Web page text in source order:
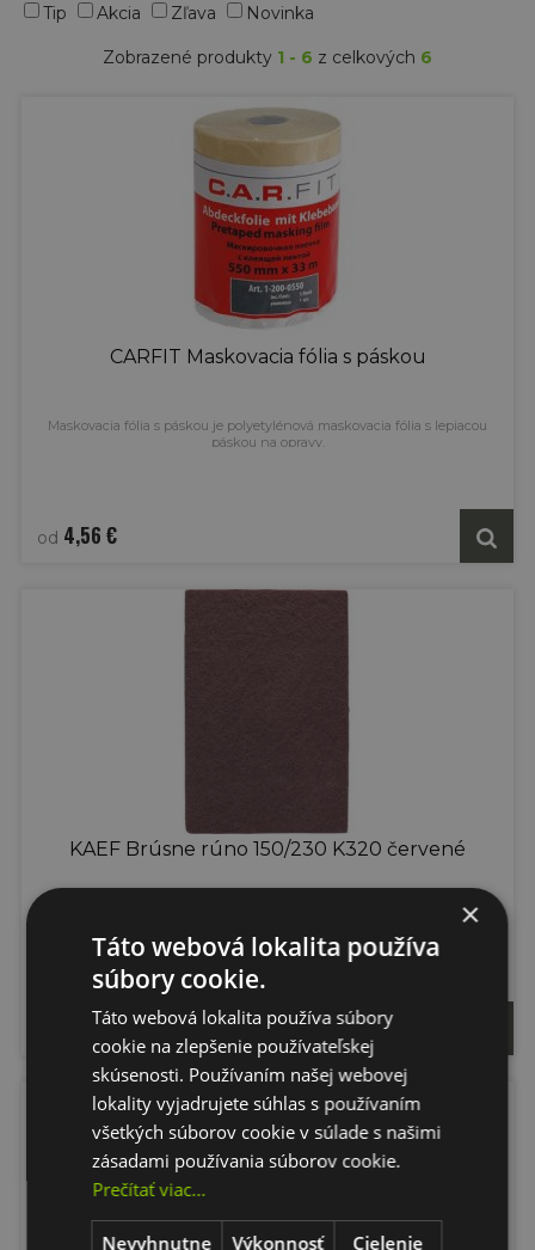
Tip Akcia Zľava Novinka
Zobrazené produkty 1 - 6 z celkových 6
CARFIT Maskovacia fólia s páskou
Maskovacia fólia s páskou je polyetylénová maskovacia fólia s lepiacou
páskou na opravy.
od 4,56 €
KAEF Brúsne rúno 150/230 K320 červené
×
Táto webová lokalita používa
súbory cookie.
Táto webová lokalita používa súbory
cookie na zlepšenie používateľskej
skúsenosti. Používaním našej webovej
lokality vyjadrujete súhlas s používaním
všetkých súborov cookie v súlade s našimi
zásadami používania súborov cookie.
Prečítať viac...
Nevyhnutne
Výkonnosť Cielenie